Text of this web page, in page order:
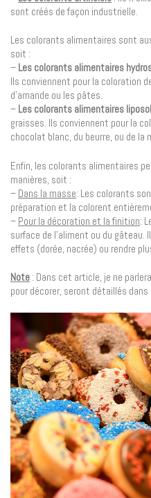
sont créés de façon industrielle.
Les colorants alimentaires sont
soit :
– Les colorants alimentaires
Ils conviennent pour la coloration
d’amande ou les pâtes.
– Les colorants alimentaires
graisses. Ils conviennent pour la
chocolat blanc, du beurre, ou de la
Enfin, les colorants alimentaires
manières, soit :
– Dans la masse: Les colorants
préparation et la colorent
– Pour la décoration et la finition:
surface de l’aliment ou du
effets (dorée, nacrée) ou rendre
Note : Dans cet article, je ne
pour décorer, seront détaillés